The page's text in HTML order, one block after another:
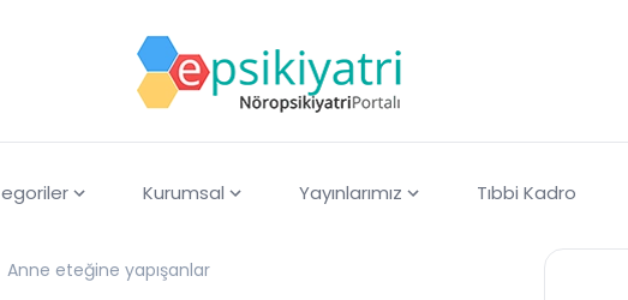
Kurumsal Yayınlarımız Tıbbi Kadro
Anne eteğine yapışanlar